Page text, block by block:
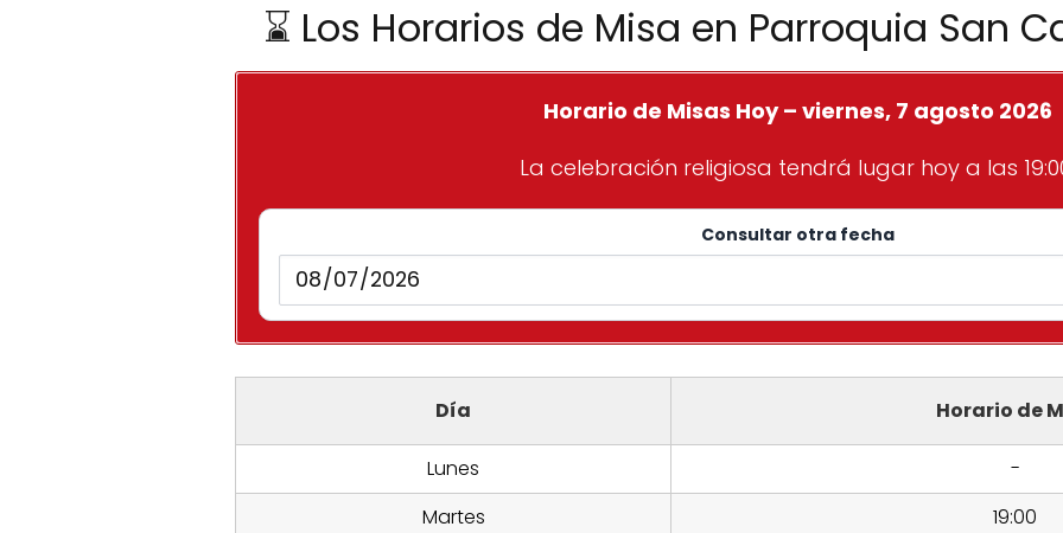
⌛ Los Horarios de Misa en Parroquia San
Horario de Misas Hoy – viernes, 7 agosto 2026
La celebración religiosa tendrá lugar hoy a las
Consultar otra fecha
Día Horario de
Lunes
-
Martes
19:00